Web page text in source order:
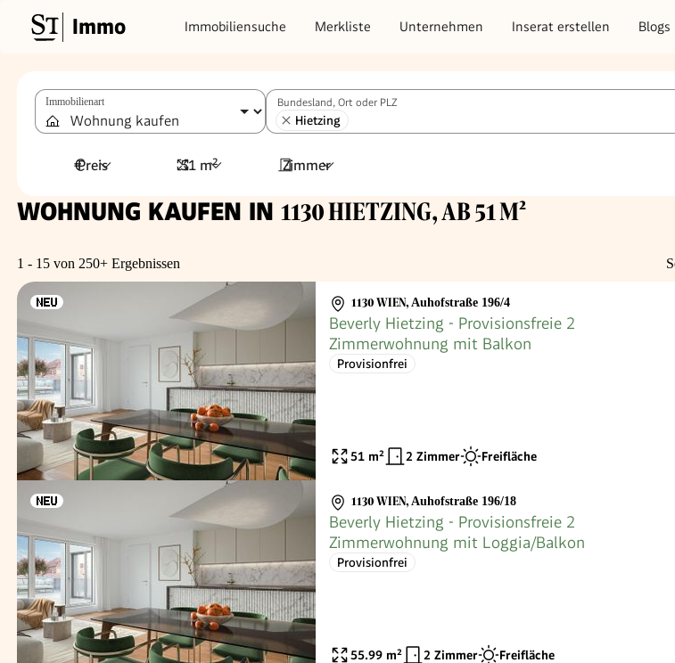
Immo Immobiliensuche Merkliste Unternehmen Inserat erstellen Blogs
Immobilienart Bundesland, Ort oder PLZ
Hietzing
Preis 51 m² Zimmer
WOHNUNG KAUFEN IN 1130 HIETZING, AB 51 M²
1 - 15 von 250+ Ergebnissen
1130 WIEN, Auhofstraße 196/4
Beverly Hietzing - Provisionsfreie 2
Zimmerwohnung mit Balkon
Provisionfrei
51 m² 2 Zimmer Freifläche
1130 WIEN, Auhofstraße 196/18
Beverly Hietzing - Provisionsfreie 2
Zimmerwohnung mit Loggia/Balkon
Provisionfrei
55.99 m² 2 Zimmer Freifläche